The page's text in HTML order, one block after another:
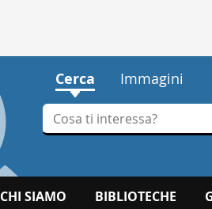
Cerca Immagini
Cerca su "Cerca"
CHI SIAMO BIBLIOTECHE